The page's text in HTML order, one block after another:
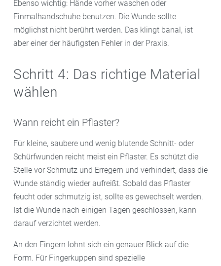
Ebenso wichtig: Hände vorher waschen oder
Einmalhandschuhe benutzen. Die Wunde sollte
möglichst nicht berührt werden. Das klingt banal, ist
aber einer der häufigsten Fehler in der Praxis.
Schritt 4: Das richtige Material
wählen
Wann reicht ein Pflaster?
Für kleine, saubere und wenig blutende Schnitt- oder
Schürfwunden reicht meist ein Pflaster. Es schützt die
Stelle vor Schmutz und Erregern und verhindert, dass die
Wunde ständig wieder aufreißt. Sobald das Pflaster
feucht oder schmutzig ist, sollte es gewechselt werden.
Ist die Wunde nach einigen Tagen geschlossen, kann
darauf verzichtet werden.
An den Fingern lohnt sich ein genauer Blick auf die
Form. Für Fingerkuppen sind spezielle